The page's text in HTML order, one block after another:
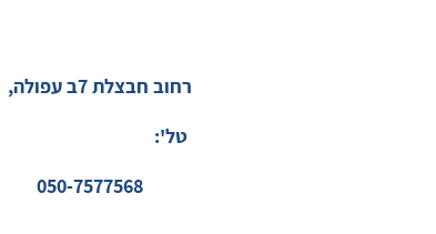
רחוב חבצלת 7ב
עפולה,
טל':